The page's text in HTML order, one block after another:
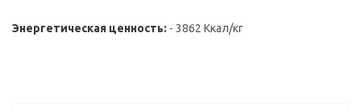
Энергетическая ценность: - 3862 Ккал/кг